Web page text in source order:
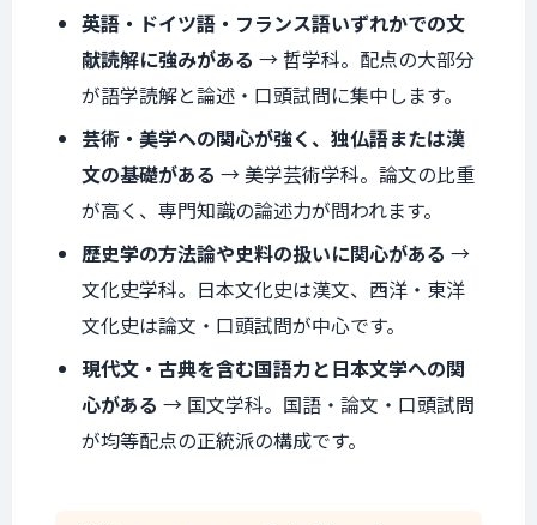
英語・ドイツ語・フランス語いずれかでの文
献読解に強みがある → 哲学科。配点の大部分
が語学読解と論述・口頭試問に集中します。
芸術・美学への関心が強く、独仏語または漢
文の基礎がある → 美学芸術学科。論文の比重
が高く、専門知識の論述力が問われます。
歴史学の方法論や史料の扱いに関心がある →
文化史学科。日本文化史は漢文、西洋・東洋
文化史は論文・口頭試問が中心です。
現代文・古典を含む国語力と日本文学への関
心がある → 国文学科。国語・論文・口頭試問
が均等配点の正統派の構成です。